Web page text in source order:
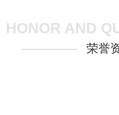
HONOR AND
荣誉